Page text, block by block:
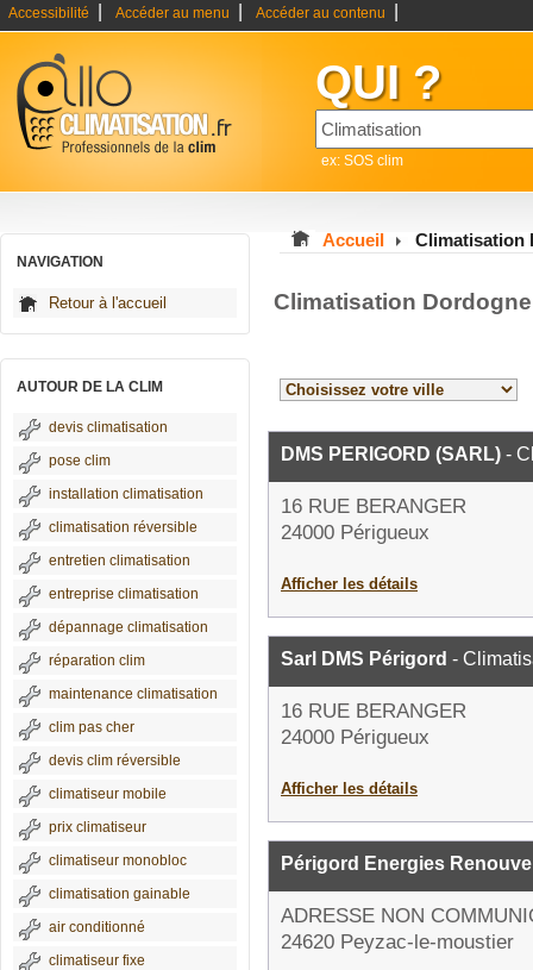
Accessibilité Accéder au menu Accéder au contenu
QUI ?
ex: SOS clim
NAVIGATION
Retour à l'accueil
AUTOUR DE LA CLIM
devis climatisation
pose clim
installation climatisation
climatisation réversible
entretien climatisation
entreprise climatisation
dépannage climatisation
réparation clim
maintenance climatisation
clim pas cher
devis clim réversible
climatiseur mobile
prix climatiseur
climatiseur monobloc
climatisation gainable
air conditionné
climatiseur fixe
Accueil Climatisation
Climatisation
DMS PERIGORD (SARL) -
16 RUE BERANGER
24000 Périgueux
Afficher les détails
Sarl DMS Périgord -
16 RUE BERANGER
24000 Périgueux
Afficher les détails
Périgord Energies
ADRESSE NON
24620 Peyzac-le-moustier